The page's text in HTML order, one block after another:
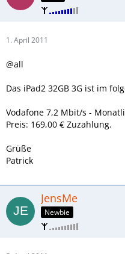
1. April 2011
@all
Das iPad2 32GB 3G ist im
Vodafone 7,2 Mbit/s -
Preis: 169,00 € Zuzahlung.
Grüße
Patrick
JensMe
Newbie